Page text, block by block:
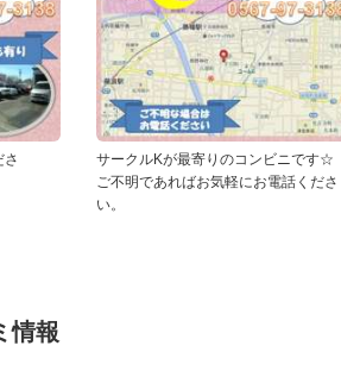
さ
サークルKが最寄りのコンビニです☆
ご不明であればお気軽にお電話くださ
い。
情報